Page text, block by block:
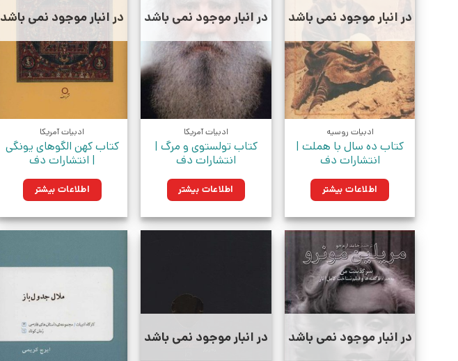
در انبار موجود نمی باشد
ادبیات روسیه
کتاب ده سال با هملت |
انتشارات دف
اطلاعات بیشتر
در انبار موجود نمی باشد
ادبیات آمریکا
کتاب تولستوی و مرگ |
انتشارات دف
اطلاعات بیشتر
در انبار موجود نمی باشد
ادبیات آمریکا
کتاب کهن الگوهای یونگی
| انتشارات دف
اطلاعات بیشتر
در انبار موجود نمی باشد در انبار موجود نمی باشد